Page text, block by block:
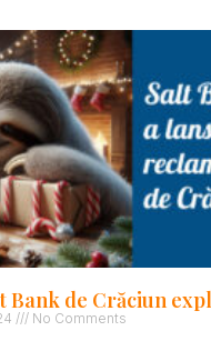
Bank de Crăciun
No Comments